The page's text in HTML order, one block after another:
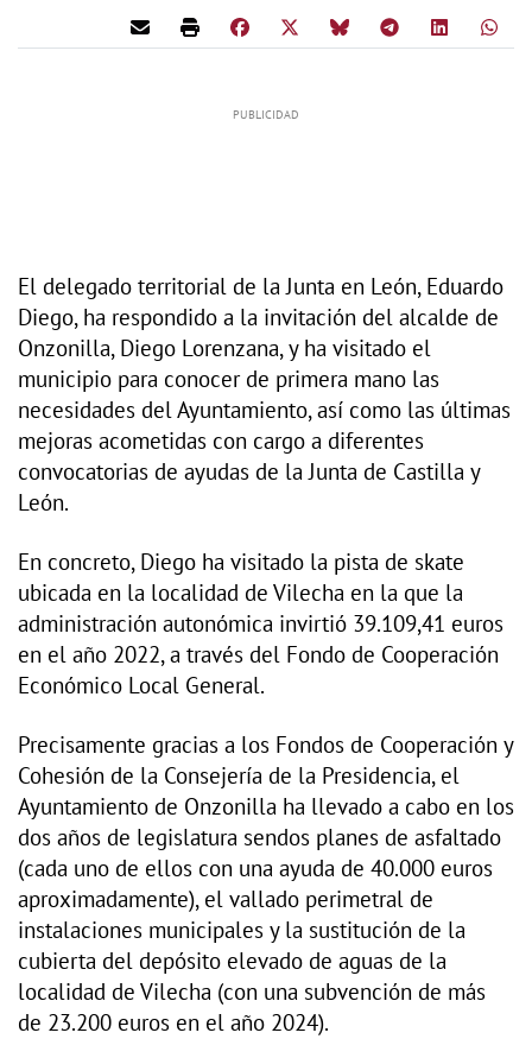
El delegado territorial de la Junta en León, Eduardo
Diego, ha respondido a la invitación del alcalde de
Onzonilla, Diego Lorenzana, y ha visitado el
municipio para conocer de primera mano las
necesidades del Ayuntamiento, así como las últimas
mejoras acometidas con cargo a diferentes
convocatorias de ayudas de la Junta de Castilla y
León.
En concreto, Diego ha visitado la pista de skate
ubicada en la localidad de Vilecha en la que la
administración autonómica invirtió 39.109,41 euros
en el año 2022, a través del Fondo de Cooperación
Económico Local General.
Precisamente gracias a los Fondos de Cooperación y
Cohesión de la Consejería de la Presidencia, el
Ayuntamiento de Onzonilla ha llevado a cabo en los
dos años de legislatura sendos planes de asfaltado
(cada uno de ellos con una ayuda de 40.000 euros
aproximadamente), el vallado perimetral de
instalaciones municipales y la sustitución de la
cubierta del depósito elevado de aguas de la
localidad de Vilecha (con una subvención de más
de 23.200 euros en el año 2024).